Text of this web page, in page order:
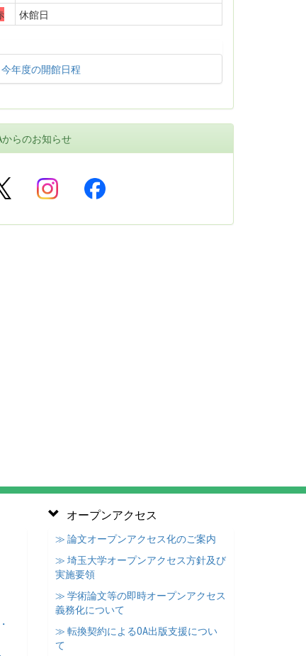
休館日
今年度の開館日程
からのお知らせ
オープンアクセス
≫ 論文オープンアクセス化のご案内
≫ 埼玉大学オープンアクセス方針及び
実施要領
≫ 学術論文等の即時オープンアクセス
義務化について
≫ 転換契約によるOA出版支援につい
て